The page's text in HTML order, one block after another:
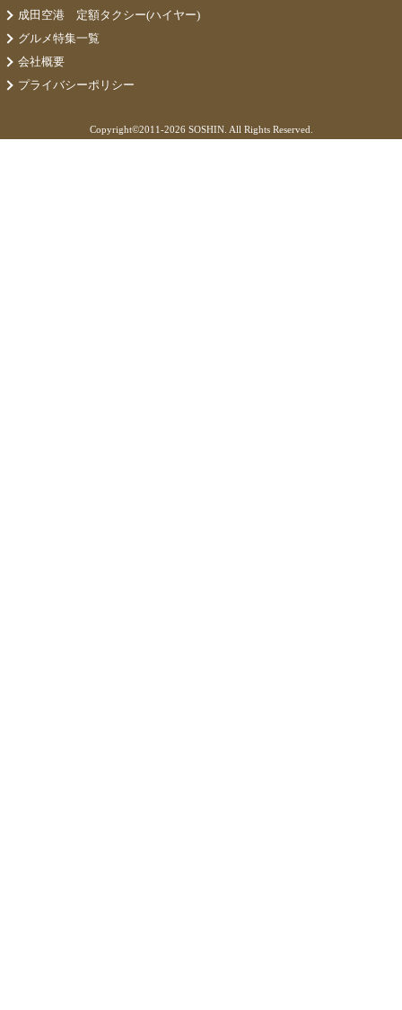
成田空港 定額タクシー(ハイヤー)
グルメ特集一覧
会社概要
プライバシーポリシー
Copyright©2011-2026 SOSHIN. All Rights Reserved.